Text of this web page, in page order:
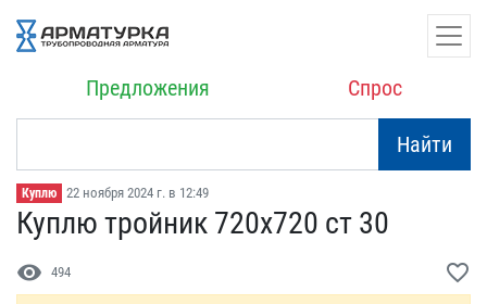
Предложения Спрос
Найти
Куплю 22 ноября 2024 г. в 12:49
Куплю тройник 720х720 ст​ 30
visibility 494 favorite_border